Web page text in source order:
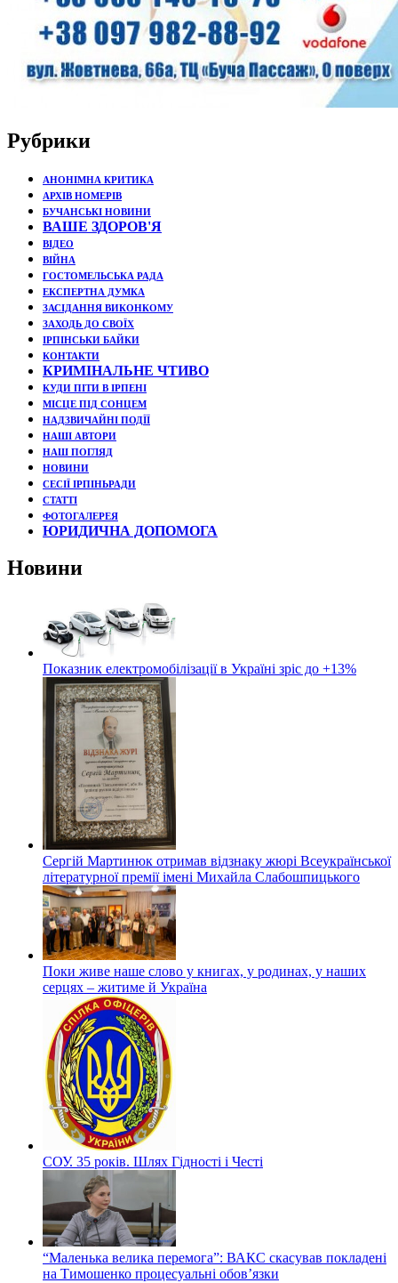
Рубрики
АНОНІМНА КРИТИКА
АРХІВ НОМЕРІВ
БУЧАНСЬКІ НОВИНИ
ВАШЕ ЗДОРОВ'Я
ВІДЕО
ВІЙНА
ГОСТОМЕЛЬСЬКА РАДА
ЕКСПЕРТНА ДУМКА
ЗАСІДАННЯ ВИКОНКОМУ
ЗАХОДЬ ДО СВОЇХ
ІРПІНСЬКИ БАЙКИ
КОНТАКТИ
КРИМІНАЛЬНЕ ЧТИВО
КУДИ ПІТИ В ІРПЕНІ
МІСЦЕ ПІД СОНЦЕМ
НАДЗВИЧАЙНІ ПОДЇЇ
НАШІ АВТОРИ
НАШ ПОГЛЯД
НОВИНИ
СЕСІЇ ІРПІНЬРАДИ
СТАТТІ
ФОТОГАЛЕРЕЯ
ЮРИДИЧНА ДОПОМОГА
Новини
Показник електромобілізації в Україні зріс до +13%
Сергій Мартинюк отримав відзнаку жюрі Всеукраїнської
літературної премії імені Михайла Слабошпицького
Поки живе наше слово у книгах, у родинах, у наших
серцях – житиме й Україна
СОУ. 35 років. Шлях Гідності і Честі
“Маленька велика перемога”: ВАКС скасував покладені
на Тимошенко процесуальні обов’язки